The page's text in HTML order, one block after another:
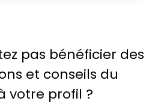
pas bénéficier des
et conseils du
votre profil ?